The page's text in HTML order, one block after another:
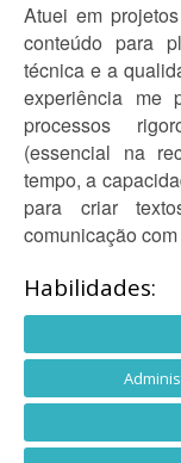
Atuei em
conteúdo para
técnica e a
experiência me
processos
(essencial na
tempo, a
para criar
comunicação
Habilidades: